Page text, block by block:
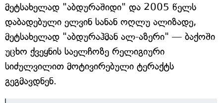
მეტსახელად "აბდურაშიდი" და 2005 წელს
დაბადებული ელვინ სანან ოღლუ ალიზადე,
მეტსახელად "აბდურაჰმან ალ-აზერი" — ბაქოში
უცხო ქვეყნის საელჩოზე რელიგიური
სიძულვილით მოტივირებული ტერაქტს
გეგმავდნენ.